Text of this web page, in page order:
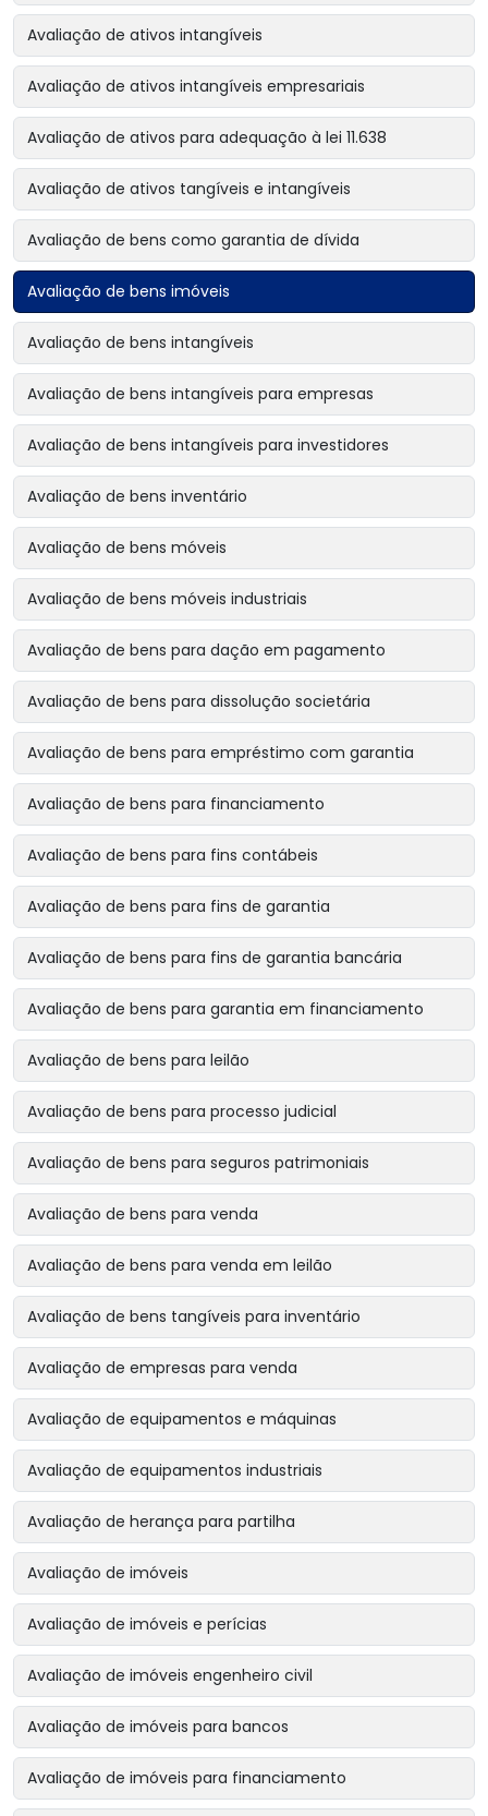
Avaliação de ativos intangíveis
Avaliação de ativos intangíveis empresariais
Avaliação de ativos para adequação à lei 11.638
Avaliação de ativos tangíveis e intangíveis
Avaliação de bens como garantia de dívida
Avaliação de bens imóveis
Avaliação de bens intangíveis
Avaliação de bens intangíveis para empresas
Avaliação de bens intangíveis para investidores
Avaliação de bens inventário
Avaliação de bens móveis
Avaliação de bens móveis industriais
Avaliação de bens para dação em pagamento
Avaliação de bens para dissolução societária
Avaliação de bens para empréstimo com garantia
Avaliação de bens para financiamento
Avaliação de bens para fins contábeis
Avaliação de bens para fins de garantia
Avaliação de bens para fins de garantia bancária
Avaliação de bens para garantia em financiamento
Avaliação de bens para leilão
Avaliação de bens para processo judicial
Avaliação de bens para seguros patrimoniais
Avaliação de bens para venda
Avaliação de bens para venda em leilão
Avaliação de bens tangíveis para inventário
Avaliação de empresas para venda
Avaliação de equipamentos e máquinas
Avaliação de equipamentos industriais
Avaliação de herança para partilha
Avaliação de imóveis
Avaliação de imóveis e perícias
Avaliação de imóveis engenheiro civil
Avaliação de imóveis para bancos
Avaliação de imóveis para financiamento